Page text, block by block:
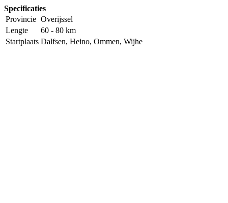
Specificaties
Provincie Overijssel
Lengte
60 - 80 km
Startplaats Dalfsen, Heino, Ommen, Wijhe